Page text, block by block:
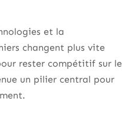
et la
changent plus vite
rester compétitif sur le
un pilier central pour